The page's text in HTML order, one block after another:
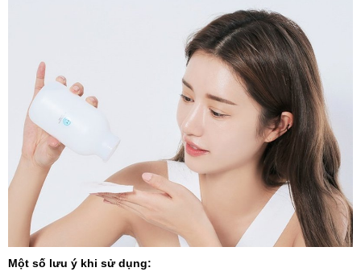
Một số lưu ý khi sử dụng: